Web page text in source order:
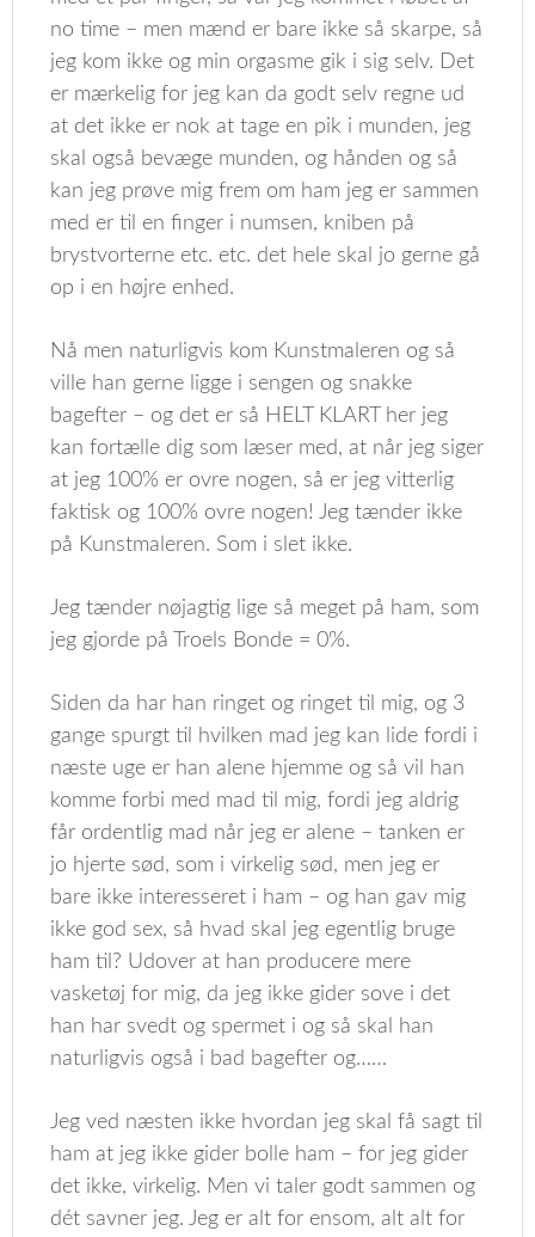
no time – men mænd er bare ikke så skarpe, så
jeg kom ikke og min orgasme gik i sig selv. Det
er mærkelig for jeg kan da godt selv regne ud
at det ikke er nok at tage en pik i munden, jeg
skal også bevæge munden, og hånden og så
kan jeg prøve mig frem om ham jeg er sammen
med er til en finger i numsen, kniben på
brystvorterne etc. etc. det hele skal jo gerne gå
op i en højre enhed.
Nå men naturligvis kom Kunstmaleren og så
ville han gerne ligge i sengen og snakke
bagefter – og det er så HELT KLART her jeg
kan fortælle dig som læser med, at når jeg siger
at jeg 100% er ovre nogen, så er jeg vitterlig
faktisk og 100% ovre nogen! Jeg tænder ikke
på Kunstmaleren. Som i slet ikke.
Jeg tænder nøjagtig lige så meget på ham, som
jeg gjorde på Troels Bonde = 0%.
Siden da har han ringet og ringet til mig, og 3
gange spurgt til hvilken mad jeg kan lide fordi i
næste uge er han alene hjemme og så vil han
komme forbi med mad til mig, fordi jeg aldrig
får ordentlig mad når jeg er alene – tanken er
jo hjerte sød, som i virkelig sød, men jeg er
bare ikke interesseret i ham – og han gav mig
ikke god sex, så hvad skal jeg egentlig bruge
ham til? Udover at han producere mere
vasketøj for mig, da jeg ikke gider sove i det
han har svedt og spermet i og så skal han
naturligvis også i bad bagefter og……
Jeg ved næsten ikke hvordan jeg skal få sagt til
ham at jeg ikke gider bolle ham – for jeg gider
det ikke, virkelig. Men vi taler godt sammen og
dét savner jeg. Jeg er alt for ensom, alt alt for